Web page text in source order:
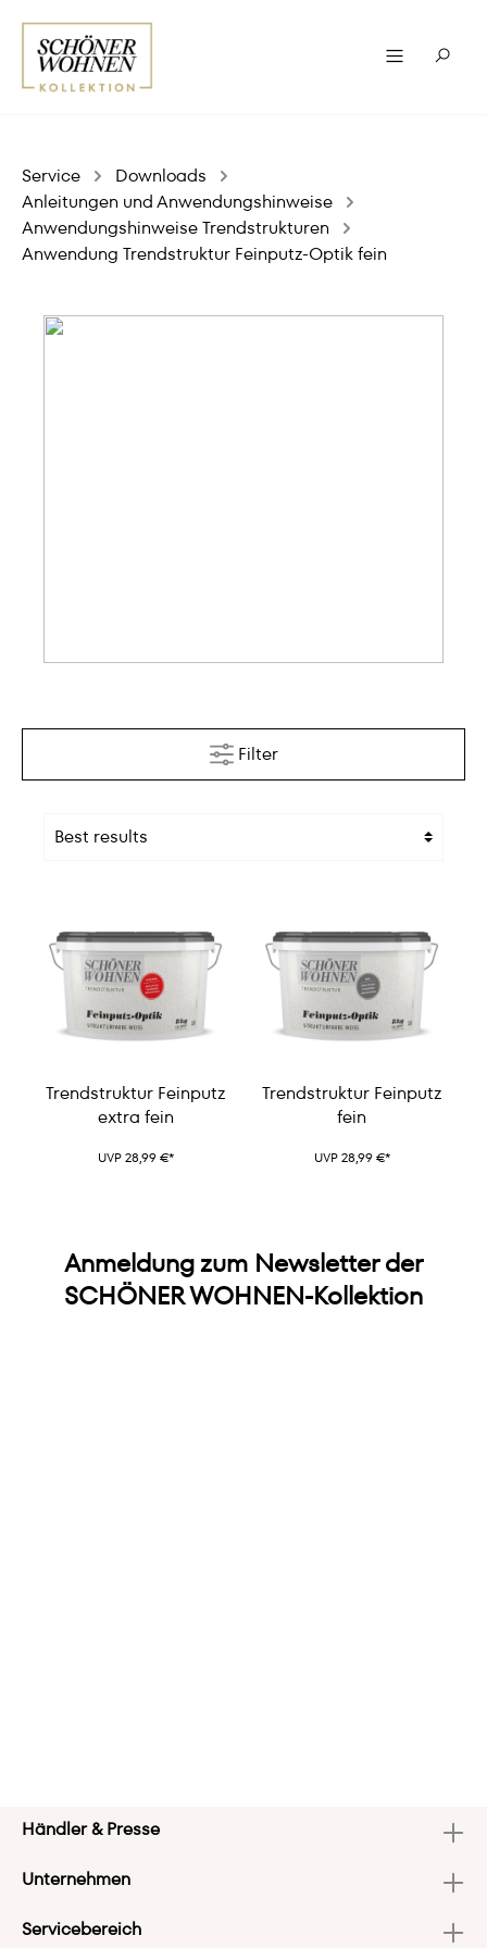
Service
Downloads
Anleitungen und Anwendungshinweise
Anwendungshinweise Trendstrukturen
Anwendung Trendstruktur Feinputz-Optik fein
Filter
Trendstruktur Feinputz
extra fein
UVP 28,99 €*
Trendstruktur Feinputz
fein
UVP 28,99 €*
Anmeldung zum Newsletter der
SCHÖNER WOHNEN-Kollektion
Händler & Presse
Unternehmen
Servicebereich